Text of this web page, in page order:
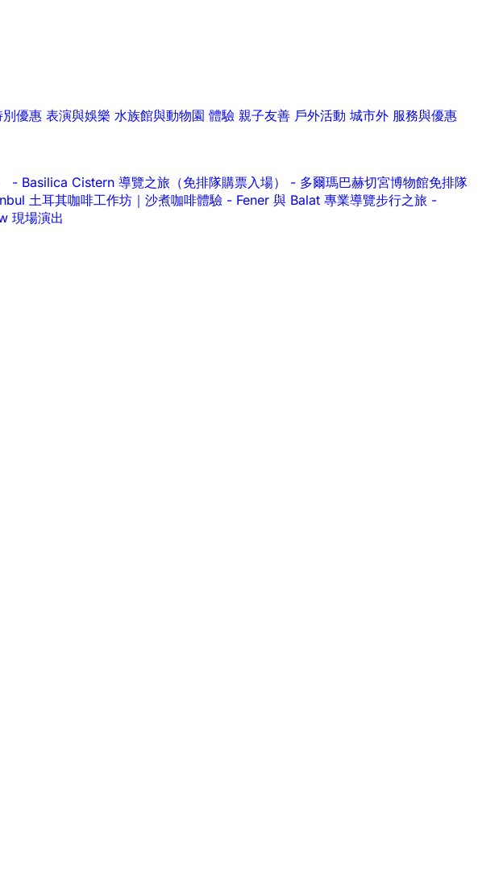
別優惠 表演與娛樂 水族館與動物園 體驗 親子友善 戶外活動 城市外 服務與優惠
- Basilica Cistern 導覽之旅（免排隊購票入場） - 多爾瑪巴赫切宮博物館免排隊
土耳其咖啡工作坊｜沙煮咖啡體驗 - Fener 與 Balat 專業導覽步行之旅 -
現場演出